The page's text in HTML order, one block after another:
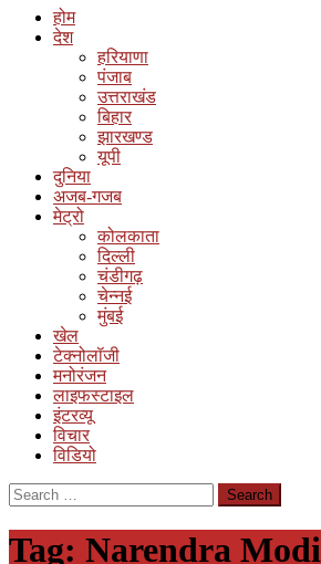
होम
देश
हरियाणा
पंजाब
उत्तराखंड
बिहार
झारखण्ड
यूपी
दुनिया
अजब-गजब
मेट्रो
कोलकाता
दिल्ली
चंडीगढ़
चेन्नई
मुंबई
खेल
टेक्नोलॉजी
मनोरंजन
लाइफस्टाइल
इंटरव्यू
विचार
विडियो
Search
for:
Tag: Narendra Modi